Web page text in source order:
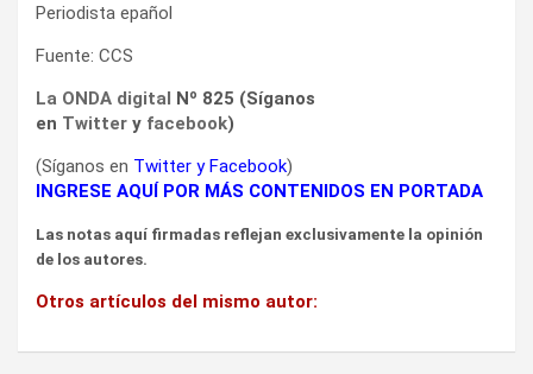
Periodista epañol
Fuente: CCS
La ONDA digital Nº 825 (Síganos
en Twitter y facebook)
(Síganos en Twitter yFacebook)
INGRESE AQUÍ POR MÁS CONTENIDOS EN PORTADA
Las notas aquí firmadas reflejan exclusivamente la opinión
de los autores.
Otros artículos del mismo autor: